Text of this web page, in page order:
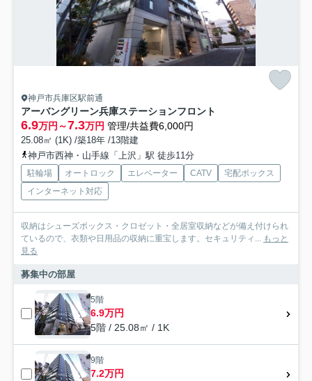
神戸市兵庫区駅前通
アーバングリーン兵庫ステーションフロント
6.9万円～7.3万円 管理/共益費6,000円
25.08㎡ (1K) /築18年 /13階建
神戸市西神・山手線「上沢」駅 徒歩11分
駐輪場 オートロック エレベーター CATV
宅配ボックス
インターネット対応
収納はシューズボックス・クロゼット・全居室収納などが備え付けられ
ているので、衣類や日用品の収納に重宝します。セキュリティ... もっと
見る
募集中の部屋
5階
6.9万円
5階 / 25.08㎡ / 1K
9階
7.2万円